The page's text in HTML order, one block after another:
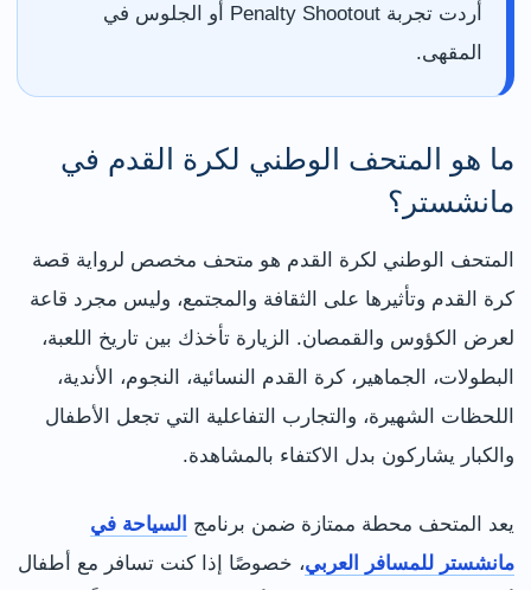
أردت تجربة Penalty Shootout أو الجلوس في
المقهى.
ما هو المتحف الوطني لكرة القدم في
مانشستر؟
المتحف الوطني لكرة القدم هو متحف مخصص لرواية قصة
كرة القدم وتأثيرها على الثقافة والمجتمع، وليس مجرد قاعة
لعرض الكؤوس والقمصان. الزيارة تأخذك بين تاريخ اللعبة،
البطولات، الجماهير، كرة القدم النسائية، النجوم، الأندية،
اللحظات الشهيرة، والتجارب التفاعلية التي تجعل الأطفال
والكبار يشاركون بدل الاكتفاء بالمشاهدة.
يعد المتحف محطة ممتازة ضمن برنامج السياحة في
مانشستر للمسافر العربي، خصوصًا إذا كنت تسافر مع أطفال